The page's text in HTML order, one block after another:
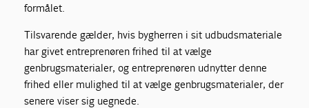
formålet.
Tilsvarende gælder, hvis bygherren i sit udbudsmateriale
har givet entreprenøren frihed til at vælge
genbrugsmaterialer, og entreprenøren udnytter denne
frihed eller mulighed til at vælge genbrugsmaterialer, der
senere viser sig uegnede.